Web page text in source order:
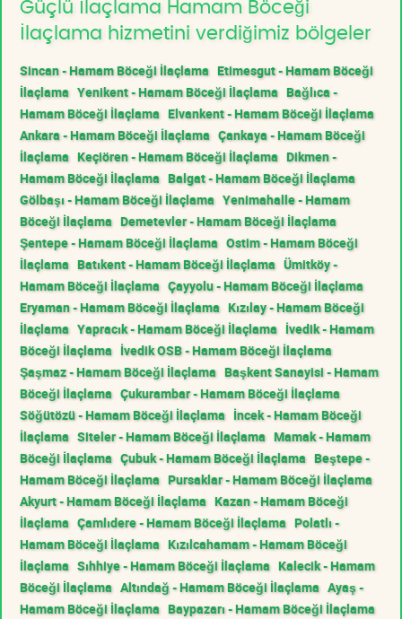
Güçlü İlaçlama Hamam Böceği
İlaçlama hizmetini verdiğimiz bölgeler
Sincan - Hamam Böceği İlaçlama Etimesgut - Hamam Böceği
İlaçlama Yenikent - Hamam Böceği İlaçlama Bağlıca -
Hamam Böceği İlaçlama Elvankent - Hamam Böceği İlaçlama
Ankara - Hamam Böceği İlaçlama Çankaya - Hamam Böceği
İlaçlama Keçiören - Hamam Böceği İlaçlama Dikmen -
Hamam Böceği İlaçlama Balgat - Hamam Böceği İlaçlama
Gölbaşı - Hamam Böceği İlaçlama Yenimahalle - Hamam
Böceği İlaçlama Demetevler - Hamam Böceği İlaçlama
Şentepe - Hamam Böceği İlaçlama Ostim - Hamam Böceği
İlaçlama Batıkent - Hamam Böceği İlaçlama Ümitköy -
Hamam Böceği İlaçlama Çayyolu - Hamam Böceği İlaçlama
Eryaman - Hamam Böceği İlaçlama Kızılay - Hamam Böceği
İlaçlama Yapracık - Hamam Böceği İlaçlama İvedik - Hamam
Böceği İlaçlama İvedik OSB - Hamam Böceği İlaçlama
Şaşmaz - Hamam Böceği İlaçlama Başkent Sanayisi - Hamam
Böceği İlaçlama Çukurambar - Hamam Böceği İlaçlama
Söğütözü - Hamam Böceği İlaçlama İncek - Hamam Böceği
İlaçlama Siteler - Hamam Böceği İlaçlama Mamak - Hamam
Böceği İlaçlama Çubuk - Hamam Böceği İlaçlama Beştepe -
Hamam Böceği İlaçlama Pursaklar - Hamam Böceği İlaçlama
Akyurt - Hamam Böceği İlaçlama Kazan - Hamam Böceği
İlaçlama Çamlıdere - Hamam Böceği İlaçlama Polatlı -
Hamam Böceği İlaçlama Kızılcahamam - Hamam Böceği
İlaçlama Sıhhiye - Hamam Böceği İlaçlama Kalecik - Hamam
Böceği İlaçlama Altındağ - Hamam Böceği İlaçlama Ayaş -
Hamam Böceği İlaçlama Baypazarı - Hamam Böceği İlaçlama